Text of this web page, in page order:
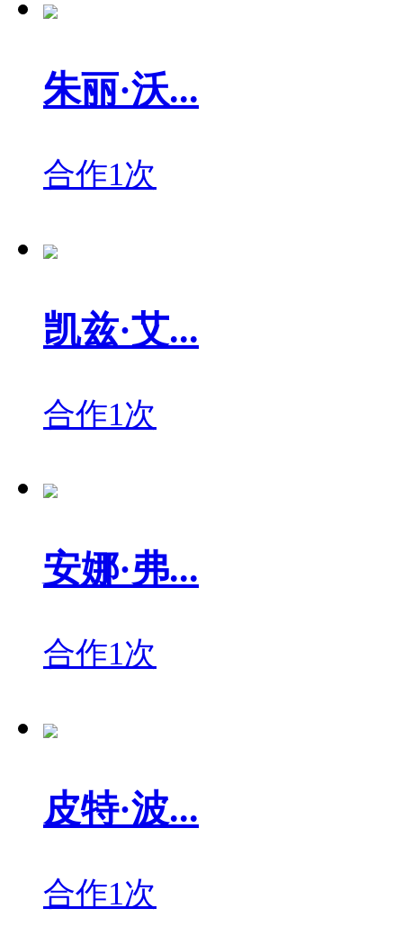
朱丽·沃...
合作1次
凯兹·艾...
合作1次
安娜·弗...
合作1次
皮特·波...
合作1次